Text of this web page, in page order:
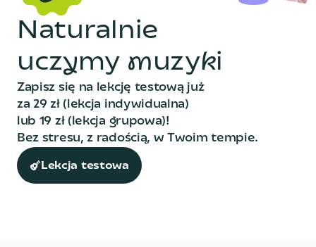
Naturalnie
uczymy muzyki
Zapisz się na lekcję testową już
za 29 zł (lekcja indywidualna)
lub 19 zł (lekcja grupowa)!
Bez stresu, z radością, w Twoim tempie.
Lekcja testowa